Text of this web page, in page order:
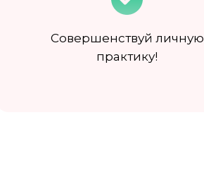
Совершенствуй личную
практику!